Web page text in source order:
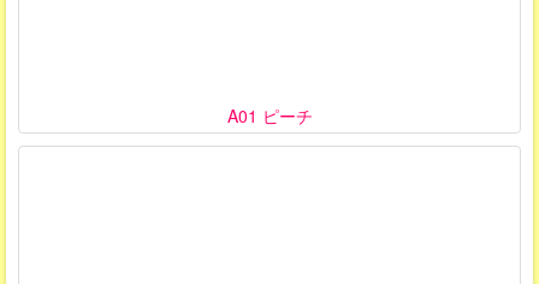
A01 ピーチ